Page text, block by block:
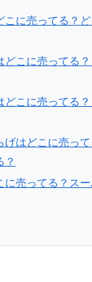
こに売ってる？
どこに売ってる
どこに売ってる
げはどこに売っ
？
に売ってる？スー